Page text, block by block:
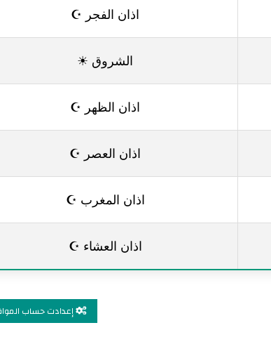
اذان الفجر ☪
الشروق ☀
اذان الظهر ☪
اذان العصر ☪
اذان المغرب ☪
اذان العشاء ☪
إعدادت حساب المواقيت